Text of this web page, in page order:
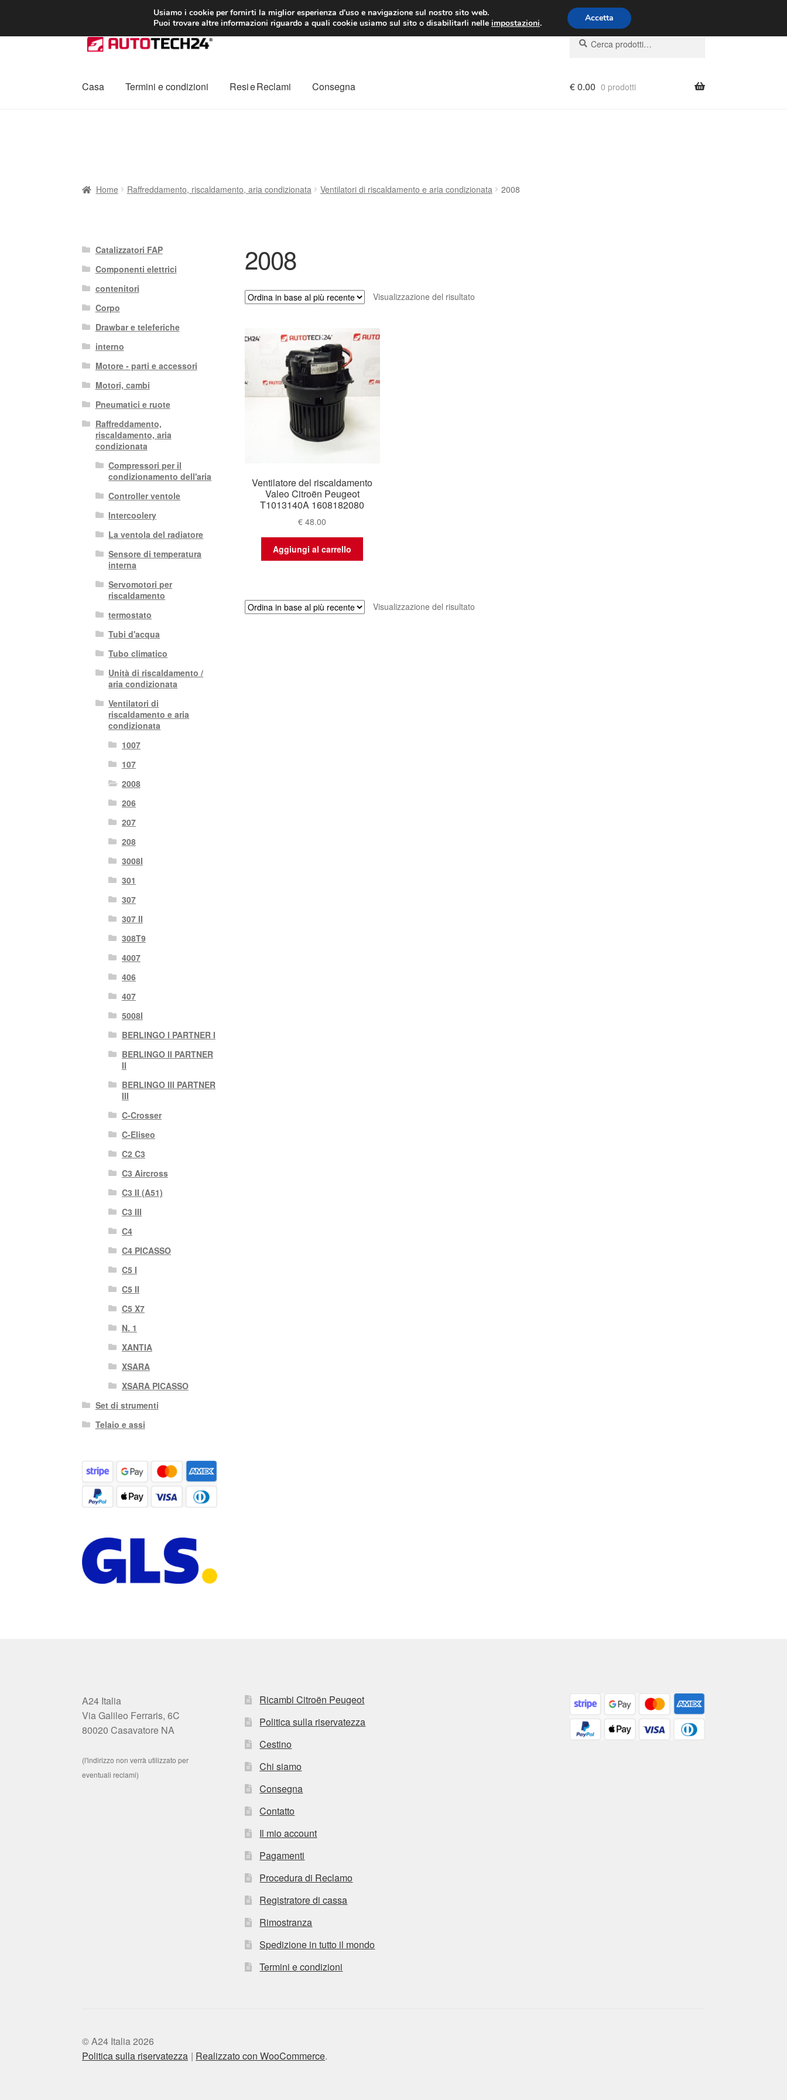
CONSEGNA da 7 EUR Lun-Ven 9:00 - 16:00 800 580 290
Vai
alla
Vai
al
Cerca:
Cerca
Casa Termini e condizioni Resi e Reclami Consegna €0.00 0 prodotti
Home Raffreddamento, riscaldamento, aria condizionata Ventilatori di riscaldamento e aria condizionata 2008
2008
Visualizzazione del risultato
Ventilatore del riscaldamento
Valeo Citroën Peugeot
T1013140A 1608182080
€ 48.00
Aggiungi al carrello
Visualizzazione del risultato
Catalizzatori FAP
Componenti elettrici
contenitori
Corpo
Drawbar e teleferiche
interno
Motore - parti e accessori
Motori, cambi
Pneumatici e ruote
Raffreddamento,
riscaldamento, aria
condizionata
Compressori per il
condizionamento dell'aria
Controller ventole
Intercoolery
La ventola del radiatore
Sensore di temperatura
interna
Servomotori per
riscaldamento
termostato
Tubi d'acqua
Tubo climatico
Unità di riscaldamento /
aria condizionata
Ventilatori di
riscaldamento e aria
condizionata
1007
107
2008
206
207
208
3008I
301
307
307 II
308T9
4007
406
407
5008I
BERLINGO I PARTNER I
BERLINGO II PARTNER
II
BERLINGO III PARTNER
III
C-Crosser
C-Eliseo
C2 C3
C3 Aircross
C3 II (A51)
C3 III
C4
C4 PICASSO
C5 I
C5 II
C5 X7
N. 1
XANTIA
XSARA
XSARA PICASSO
Set di strumenti
Telaio e assi
A24 Italia
Via Galileo Ferraris, 6C
80020 Casavatore NA
(l'indirizzo non verrà utilizzato per
eventuali reclami)
Ricambi Citroën Peugeot
Politica sulla riservatezza
Cestino
Chi siamo
Consegna
Contatto
Il mio account
Pagamenti
Procedura di Reclamo
Registratore di cassa
Rimostranza
Spedizione in tutto il mondo
Termini e condizioni
© A24 Italia 2026
Politica sulla riservatezza
Realizzato con WooCommerce.
Usiamo i cookie per fornirti la miglior esperienza d'uso e navigazione sul nostro sito web.
Puoi trovare altre informazioni riguardo a quali cookie usiamo sul sito o disabilitarli nelle impostazioni. Accetta